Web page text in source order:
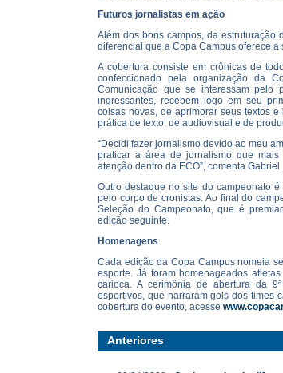
Futuros jornalistas em ação
Além dos bons campos, da estruturação
diferencial que a Copa Campus oferece
A cobertura consiste em crônicas de
confeccionado pela organização da
Comunicação que se interessam pelo
ingressantes, recebem logo em seu
coisas novas, de aprimorar seus textos
prática de texto, de audiovisual e de
“Decidi fazer jornalismo devido ao meu
praticar a área de jornalismo que
atenção dentro da ECO”, comenta
Outro destaque no site do campeonato
pelo corpo de cronistas. Ao final do
Seleção do Campeonato, que é
edição seguinte.
Homenagens
Cada edição da Copa Campus nomeia
esporte. Já foram homenageados
carioca. A cerimônia de abertura da
esportivos, que narraram gols dos times
cobertura do evento, acesse
Anteriores